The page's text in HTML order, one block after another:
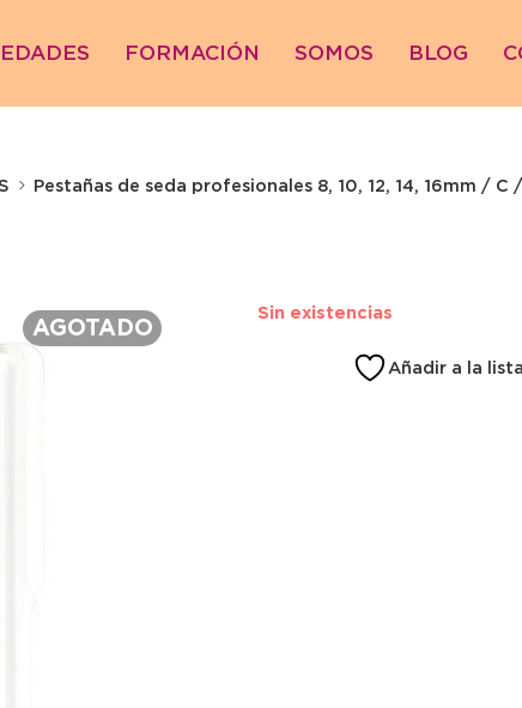
FORMACIÓN SOMOS BLOG
Pestañas de seda profesionales 8, 10, 12, 14, 16mm / C
AGOTADO
Sin existencias
Añadir a la